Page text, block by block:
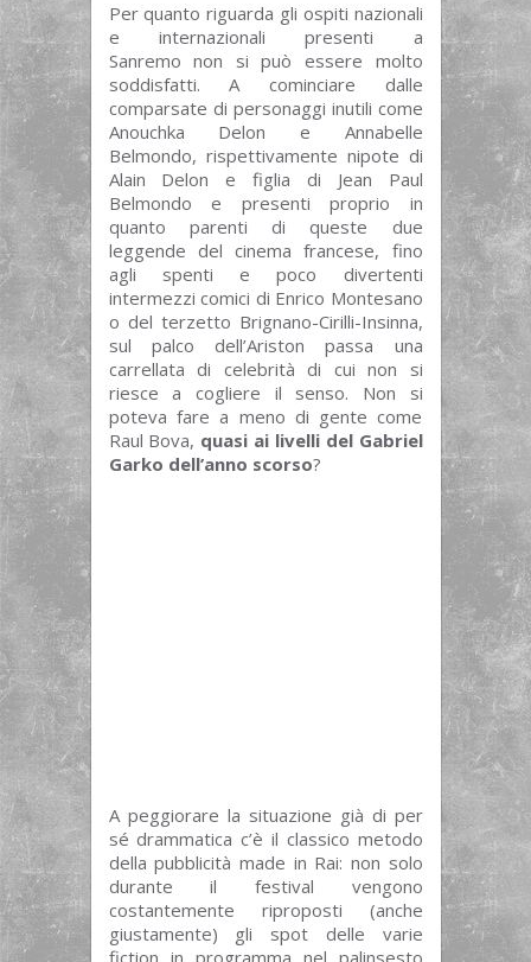
Per quanto riguarda gli ospiti nazionali
e internazionali presenti a
Sanremo non si può essere molto
soddisfatti. A cominciare dalle
comparsate di personaggi inutili come
Anouchka Delon e Annabelle
Belmondo, rispettivamente nipote di
Alain Delon e figlia di Jean Paul
Belmondo e presenti proprio in
quanto parenti di queste due
leggende del cinema francese, fino
agli spenti e poco divertenti
intermezzi comici di Enrico Montesano
o del terzetto Brignano-Cirilli-Insinna,
sul palco dell’Ariston passa una
carrellata di celebrità di cui non si
riesce a cogliere il senso. Non si
poteva fare a meno di gente come
Raul Bova, quasi ai livelli del Gabriel
Garko dell’anno scorso?
A peggiorare la situazione già di per
sé drammatica c’è il classico metodo
della pubblicità made in Rai: non solo
durante il festival vengono
costantemente riproposti (anche
giustamente) gli spot delle varie